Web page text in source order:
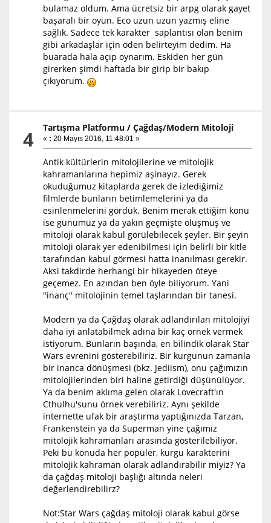
bulamaz oldum. Ama ücretsiz bir arpg olarak gayet
başaralı bir oyun. Eco uzun uzun yazmış eline
sağlık. Sadece tek karakter saplantısı olan benim
gibi arkadaşlar için öden belirteyim dedim. Ha
buarada hala açıp oynarım. Eskiden her gün
girerken şimdi haftada bir girip bir bakıp
çıkıyorum.
4 Tartışma Platformu /Çağdaş/Modern Mitoloji
« : 20 Mayıs 2016, 11:48:01 »
Antik kültürlerin mitolojilerine ve mitolojik
kahramanlarına hepimiz aşinayız. Gerek
okuduğumuz kitaplarda gerek de izlediğimiz
filmlerde bunların betimlemelerini ya da
esinlenmelerini gördük. Benim merak ettiğim konu
ise günümüz ya da yakın geçmişte oluşmuş ve
mitoloji olarak kabul görülebilecek şeyler. Bir şeyin
mitoloji olarak yer edenibilmesi için belirli bir kitle
tarafından kabul görmesi hatta inanılması gerekir.
Aksi takdirde herhangi bir hikayeden öteye
geçemez. En azından ben öyle biliyorum. Yani
"inanç" mitolojinin temel taşlarından bir tanesi.
Modern ya da Çağdaş olarak adlandırılan mitolojiyi
daha iyi anlatabilmek adına bir kaç örnek vermek
istiyorum. Bunların başında, en bilindik olarak Star
Wars evrenini gösterebiliriz. Bir kurgunun zamanla
bir inanca dönüşmesi (bkz. Jediism), onu çağımızın
mitolojilerinden biri haline getirdiği düşünülüyor.
Ya da benim aklıma gelen olarak Lovecraft'ın
Cthulhu'sunu örnek verebiliriz. Aynı şekilde
internette ufak bir araştırma yaptığınızda Tarzan,
Frankenstein ya da Superman yine çağımız
mitolojik kahramanları arasında gösterilebiliyor.
Peki bu konuda her popüler, kurgu karakterini
mitolojik kahraman olarak adlandırabilir miyiz? Ya
da çağdaş mitoloji başlığı altında neleri
değerlendirebilirz?
Not:Star Wars çağdaş mitoloji olarak kabul görse